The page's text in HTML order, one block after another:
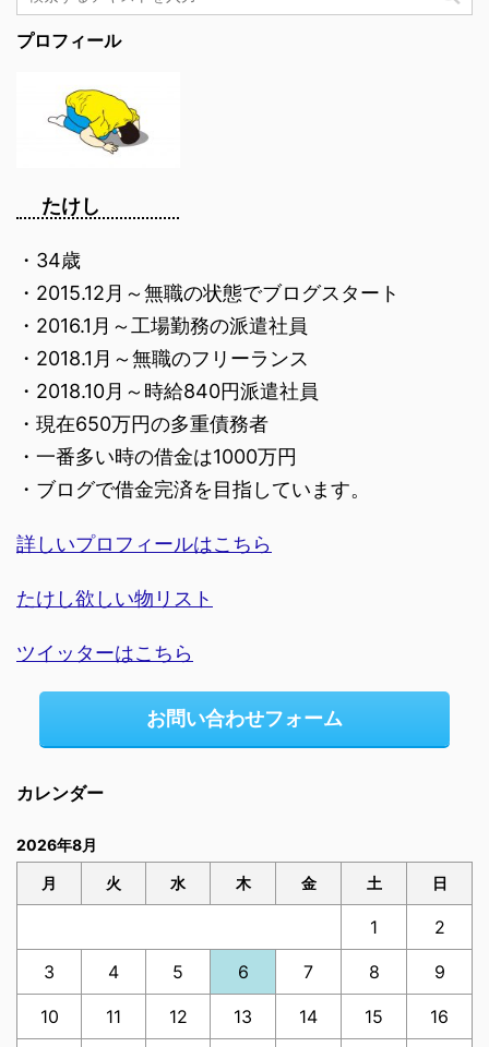
プロフィール
たけし
・34歳
・2015.12月～無職の状態でブログスタート
・2016.1月～工場勤務の派遣社員
・2018.1月～無職のフリーランス
・2018.10月～時給840円派遣社員
・現在650万円の多重債務者
・一番多い時の借金は1000万円
・ブログで借金完済を目指しています。
詳しいプロフィールはこちら
たけし欲しい物リスト
ツイッターはこちら
お問い合わせフォーム
カレンダー
2026年8月
月 火 水 木 金 土 日
1 2
3 4 5 6 7 8 9
10 11 12 13 14 15 16